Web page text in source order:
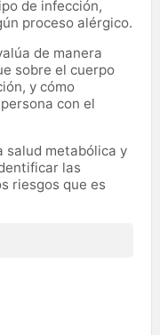
de infección,
proceso alérgico.
de manera
sobre el cuerpo
y cómo
con el
salud metabólica y
las
riesgos que es